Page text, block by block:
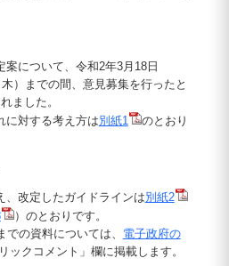
について、令和2年3月18日
）までの間、意見募集を行ったと
ました。
対する考え方は別紙1
のとおり
改定したガイドラインは別紙2
）のとおりです。
の資料については、 電子政府の
ックコメント」欄に掲載します。